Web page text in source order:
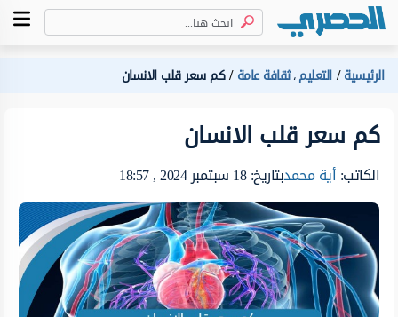
الرئيسية التعليم،ثقافة عامة كم سعر قلب الانسان
كم سعر قلب الانسان
الكاتب:أية محمدبتاريخ: 18 سبتمبر 2024 , 18:57